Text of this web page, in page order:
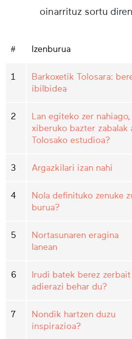
oinarrituz sortu
# Izenburua
1
Barkoxetik Tolosara:
ibilbidea
2
Lan egiteko zer nahiago,
xiberuko bazter zabalak
Tolosako estudioa?
3 Argazkilari izan nahi
4
Nola definituko zenuke
burua?
5
Nortasunaren eragina
lanean
6
Irudi batek berez zerbait
adierazi behar du?
7
Nondik hartzen duzu
inspirazioa?